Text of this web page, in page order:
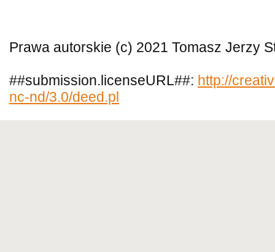
Prawa autorskie (c) 2021 Tomasz Jerzy
##submission.licenseURL##: http://
nc-nd/3.0/deed.pl